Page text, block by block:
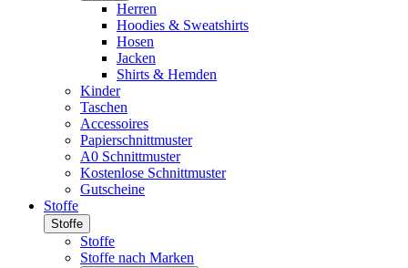
Herren
Hoodies & Sweatshirts
Hosen
Jacken
Shirts & Hemden
Kinder
Taschen
Accessoires
Papierschnittmuster
A0 Schnittmuster
Kostenlose Schnittmuster
Gutscheine
Stoffe
Stoffe
Stoffe
Stoffe nach Marken